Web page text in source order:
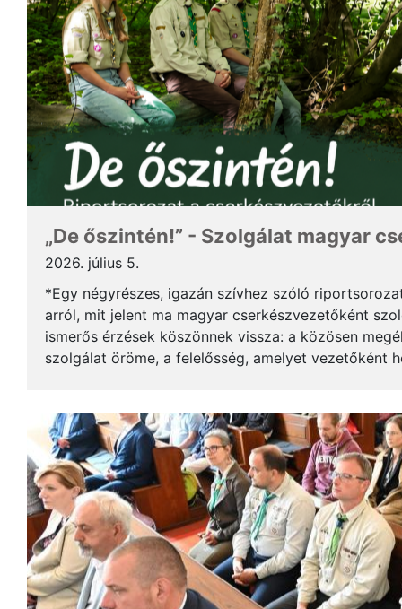
„De őszintén!” - Szolgálat magyar
2026. július 5.
*Egy négyrészes, igazán szívhez szóló
arról, mit jelent ma magyar cserkészvezetőként
ismerős érzések köszönnek vissza: a közösen
szolgálat öröme, a felelősség, amelyet vezetőként